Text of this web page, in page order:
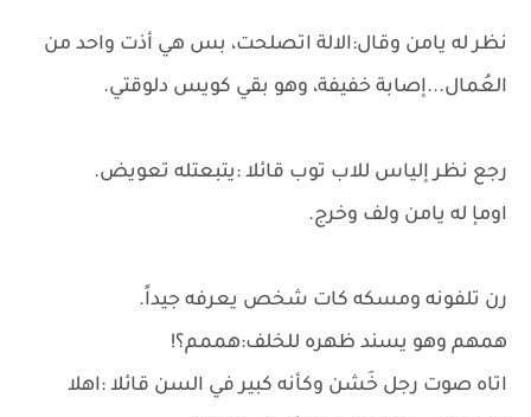
نظر له يامن وقال:الالة اتصلحت، بس هي أذت واحد من
العُمال...إصابة خفيفة، وهو بقي كويس دلوقتي.
رجع نظر إلياس للاب توب قائلا :يتبعتله تعويض.
اومإ له يامن ولف وخرج.
رن تلفونه ومسكه كات شخص يعرفه جيداً.
همهم وهو يسند ظهره للخلف:هممم؟!
اتاه صوت رجل خَشن وكأنه كبير في السن قائلا :اهلا